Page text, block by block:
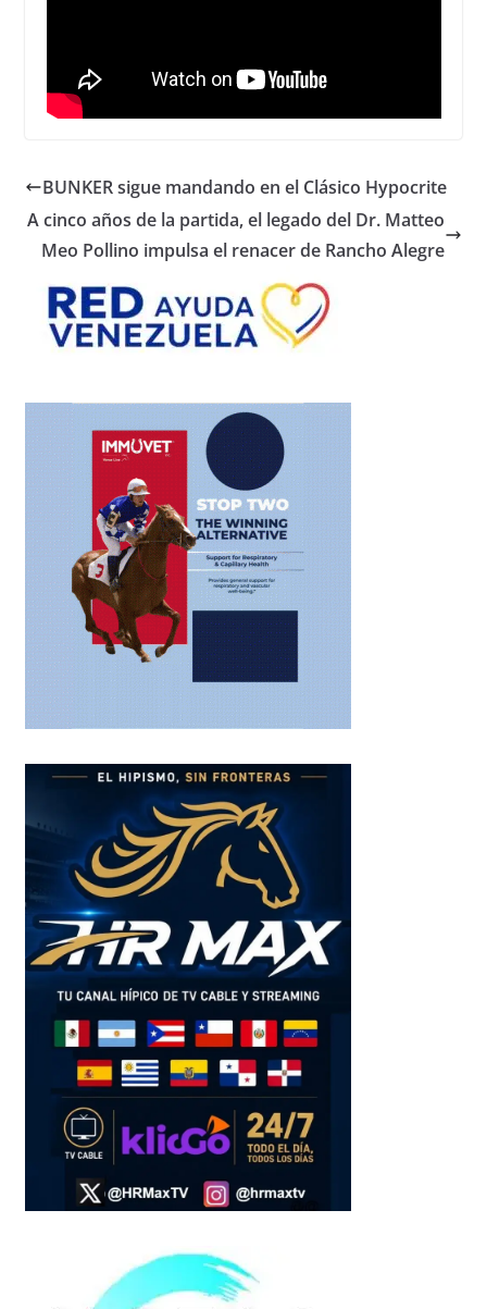
BUNKER sigue mandando en el Clásico Hypocrite
A cinco años de la partida, el legado del Dr. Matteo
Meo Pollino impulsa el renacer de Rancho Alegre